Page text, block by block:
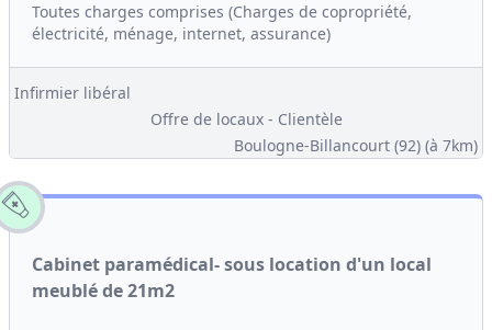
Toutes charges comprises (Charges de copropriété,
électricité, ménage, internet, assurance)
Infirmier libéral
Offre de locaux - Clientèle
Boulogne-Billancourt (92) (à 7km)
Cabinet paramédical- sous location d'un local
meublé de 21m2